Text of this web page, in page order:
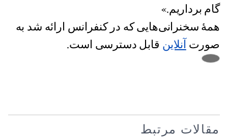
گام برداریم.»
همهٔ سخنرانی‌هایی که در کنفرانس ارائه شد به
صورت آنلاین قابل دسترسی است.
مقالات مرتبط